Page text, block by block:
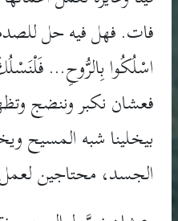
فات. فهل فيه حل
اسْلُكُوا بِالرُّوحِ...
فعشان نكبر وننضج
بيخلينا شبه المسيح
الجسد، محتاجين لعمل